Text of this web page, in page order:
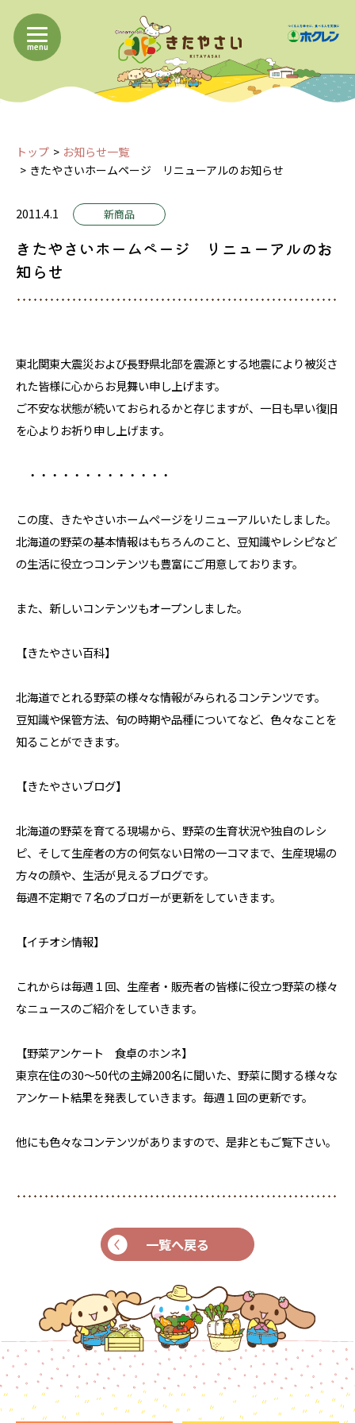
menu
トップ
お知らせ一覧
きたやさいホームページ リニューアルのお知らせ
2011.4.1 新商品
きたやさいホームページ リニューアルのお
知らせ
東北関東大震災および長野県北部を震源とする地震により被災さ
れた皆様に心からお見舞い申し上げます。
ご不安な状態が続いておられるかと存じますが、一日も早い復旧
を心よりお祈り申し上げます。
・・・・・・・・・・・・・
この度、きたやさいホームページをリニューアルいたしました。
北海道の野菜の基本情報はもちろんのこと、豆知識やレシピなど
の生活に役立つコンテンツも豊富にご用意しております。
また、新しいコンテンツもオープンしました。
【きたやさい百科】
北海道でとれる野菜の様々な情報がみられるコンテンツです。
豆知識や保管方法、旬の時期や品種についてなど、色々なことを
知ることができます。
【きたやさいブログ】
北海道の野菜を育てる現場から、野菜の生育状況や独自のレシ
ピ、そして生産者の方の何気ない日常の一コマまで、生産現場の
方々の顔や、生活が見えるブログです。
毎週不定期で７名のブロガーが更新をしていきます。
【イチオシ情報】
これからは毎週１回、生産者・販売者の皆様に役立つ野菜の様々
なニュースのご紹介をしていきます。
【野菜アンケート 食卓のホンネ】
東京在住の30～50代の主婦200名に聞いた、野菜に関する様々な
アンケート結果を発表していきます。毎週１回の更新です。
他にも色々なコンテンツがありますので、是非ともご覧下さい。
一覧へ戻る